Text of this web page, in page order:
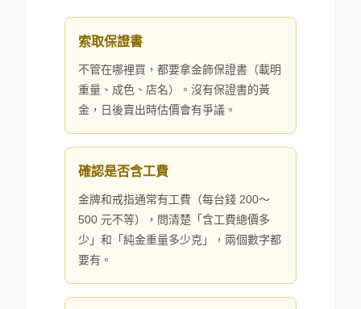
索取保證書
不管在哪裡買，都要拿金飾保證書（載明
重量、成色、店名）。沒有保證書的黃
金，日後賣出時估價會有爭議。
確認是否含工費
金牌和戒指通常有工費（每台錢 200～
500 元不等），問清楚「含工費總價多
少」和「純金重量多少克」，兩個數字都
要有。